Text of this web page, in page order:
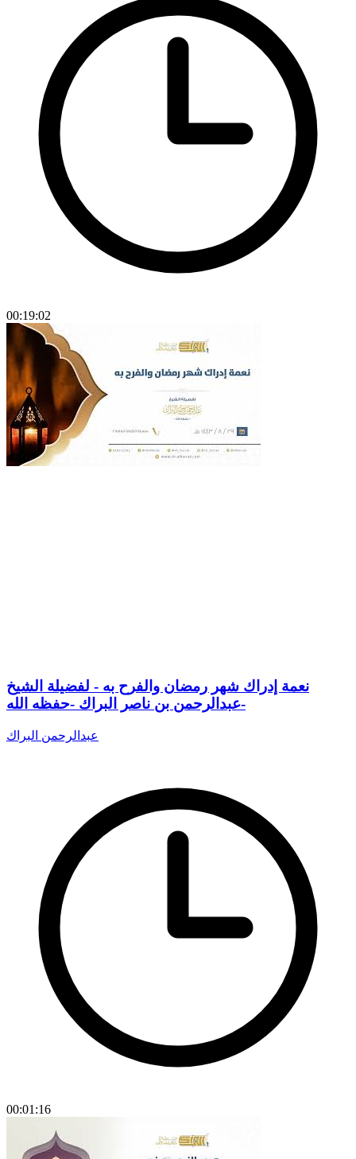
00:19:02
نعمة إدراك شهر رمضان والفرح به - لفضيلة الشيخ
عبدالرحمن بن ناصر البراك -حفظه الله-
عبدالرحمن البراك
00:01:16